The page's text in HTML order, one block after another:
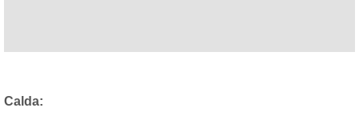
Calda: